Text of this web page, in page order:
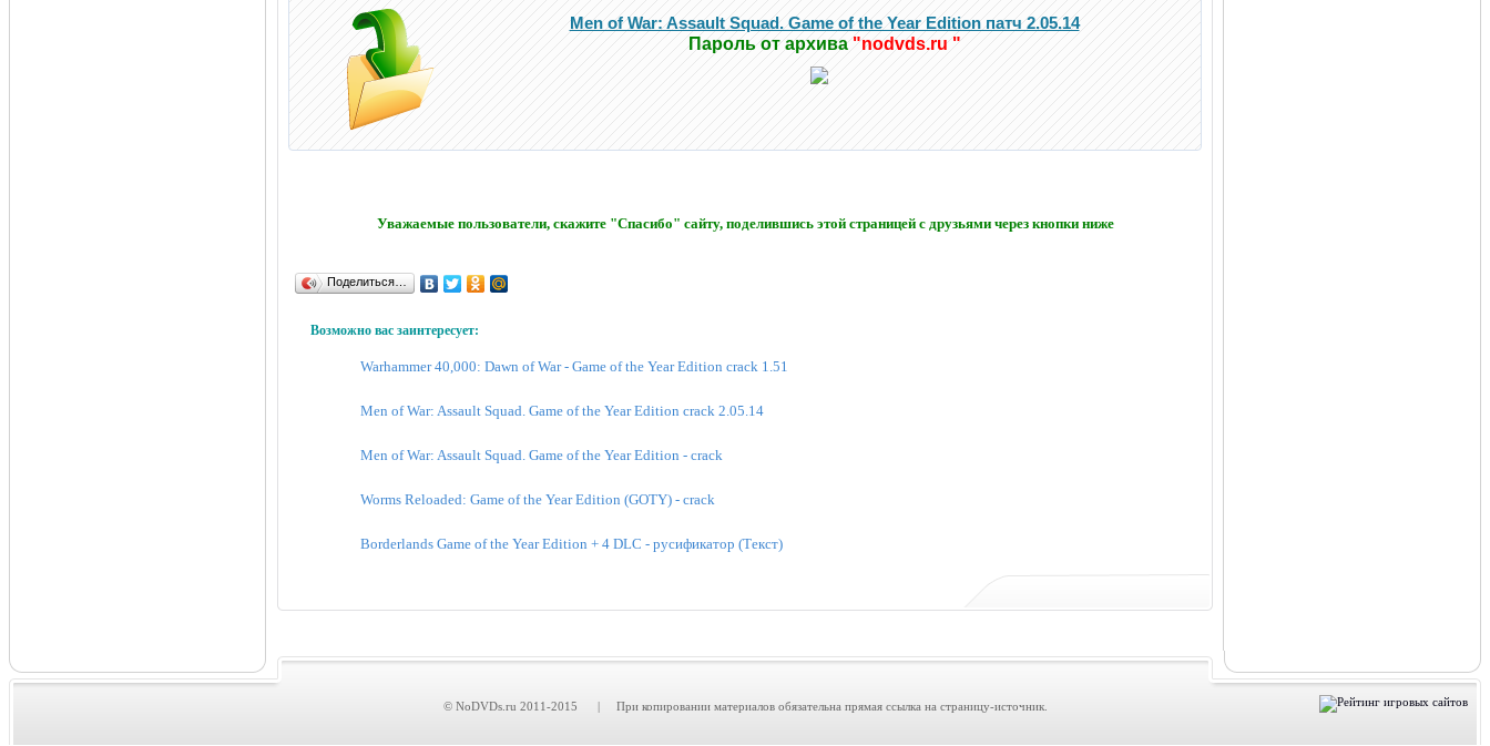
Men of War: Assault Squad. Game of the Year Edition патч 2.05.14
Пароль от архива"nodvds.ru "
Уважаемые пользователи, скажите "Спасибо" сайту, поделившись этой страницей с друзьями через кнопки ниже
Поделиться…
Возможно вас заинтересует:
Warhammer 40,000: Dawn of War - Game of the Year Edition crack 1.51
Men of War: Assault Squad. Game of the Year Edition crack 2.05.14
Men of War: Assault Squad. Game of the Year Edition - crack
Worms Reloaded: Game of the Year Edition (GOTY) - crack
Borderlands Game of the Year Edition + 4 DLC - русификатор (Текст)
© NoDVDs.ru 2011-2015 | При копировании материалов обязательна прямая ссылка на страницу-источник.